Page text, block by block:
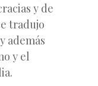
y de
tradujo
además
y el